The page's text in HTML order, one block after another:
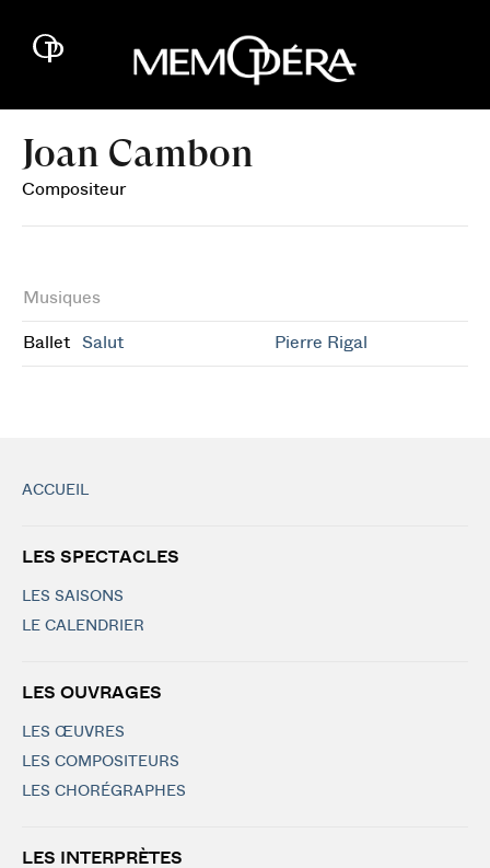
Joan Cambon
Compositeur
Musiques
Ballet Salut Pierre Rigal
ACCUEIL
LES SPECTACLES
LES SAISONS
LE CALENDRIER
LES OUVRAGES
LES ŒUVRES
LES COMPOSITEURS
LES CHORÉGRAPHES
LES INTERPRÈTES